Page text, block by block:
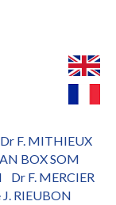
Dr F. MITHIEUX
BOX SOM
Dr F. MERCIER
RIEUBON